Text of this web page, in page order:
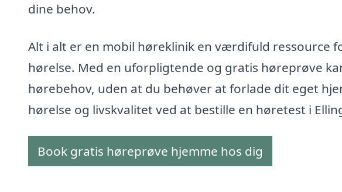
dine behov.
Alt i alt er en mobil høreklinik en værdifuld ressource
hørelse. Med en uforpligtende og gratis høreprøve
hørebehov, uden at du behøver at forlade dit eget
hørelse og livskvalitet ved at bestille en høretest i
Book gratis høreprøve hjemme hos dig